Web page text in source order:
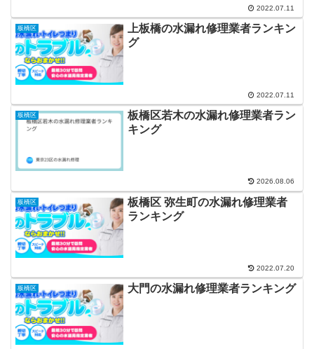
2022.07.11
板橋区
上板橋の水漏れ修理業者ランキン
グ
2022.07.11
板橋区
板橋区若木の水漏れ修理業者ラン
キング
2026.08.06
板橋区
板橋区 弥生町の水漏れ修理業者
ランキング
2022.07.20
板橋区 大門の水漏れ修理業者ランキング